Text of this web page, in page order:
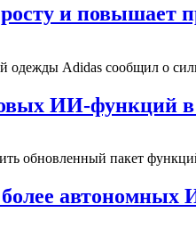
и повышает
одежды Adidas сообщил о
ИИ-функций
обновленный пакет
автономных